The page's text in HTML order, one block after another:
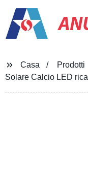
Casa
Prodotti
Solare Calcio LED